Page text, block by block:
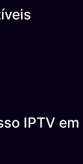
IPTV